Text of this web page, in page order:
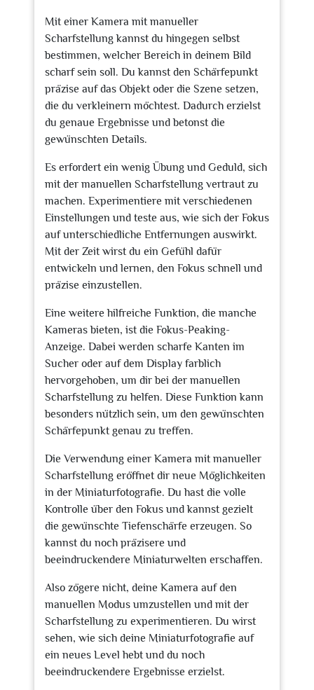
Mit einer Kamera mit manueller
Scharfstellung kannst du hingegen selbst
bestimmen, welcher Bereich in deinem Bild
scharf sein soll. Du kannst den Schärfepunkt
präzise auf das Objekt oder die Szene setzen,
die du verkleinern möchtest. Dadurch erzielst
du genaue Ergebnisse und betonst die
gewünschten Details.
Es erfordert ein wenig Übung und Geduld, sich
mit der manuellen Scharfstellung vertraut zu
machen. Experimentiere mit verschiedenen
Einstellungen und teste aus, wie sich der Fokus
auf unterschiedliche Entfernungen auswirkt.
Mit der Zeit wirst du ein Gefühl dafür
entwickeln und lernen, den Fokus schnell und
präzise einzustellen.
Eine weitere hilfreiche Funktion, die manche
Kameras bieten, ist die Fokus-Peaking-
Anzeige. Dabei werden scharfe Kanten im
Sucher oder auf dem Display farblich
hervorgehoben, um dir bei der manuellen
Scharfstellung zu helfen. Diese Funktion kann
besonders nützlich sein, um den gewünschten
Schärfepunkt genau zu treffen.
Die Verwendung einer Kamera mit manueller
Scharfstellung eröffnet dir neue Möglichkeiten
in der Miniaturfotografie. Du hast die volle
Kontrolle über den Fokus und kannst gezielt
die gewünschte Tiefenschärfe erzeugen. So
kannst du noch präzisere und
beeindruckendere Miniaturwelten erschaffen.
Also zögere nicht, deine Kamera auf den
manuellen Modus umzustellen und mit der
Scharfstellung zu experimentieren. Du wirst
sehen, wie sich deine Miniaturfotografie auf
ein neues Level hebt und du noch
beeindruckendere Ergebnisse erzielst.